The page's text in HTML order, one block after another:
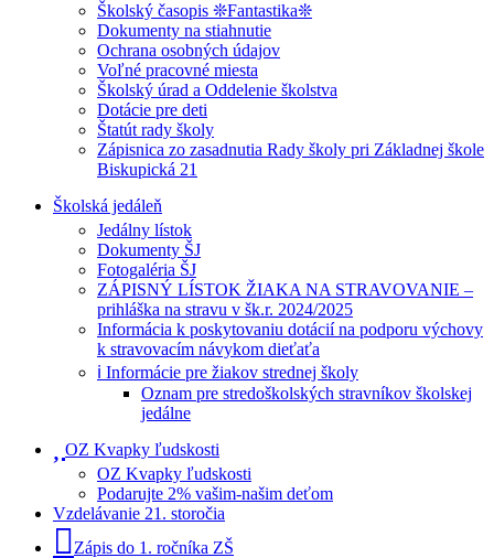
Školský časopis ❊Fantastika❊
Dokumenty na stiahnutie
Ochrana osobných údajov
Voľné pracovné miesta
Školský úrad a Oddelenie školstva
Dotácie pre deti
Štatút rady školy
Zápisnica zo zasadnutia Rady školy pri Základnej škole
Biskupická 21
Školská jedáleň
Jedálny lístok
Dokumenty ŠJ
Fotogaléria ŠJ
ZÁPISNÝ LÍSTOK ŽIAKA NA STRAVOVANIE –
prihláška na stravu v šk.r. 2024/2025
Informácia k poskytovaniu dotácií na podporu výchovy
k stravovacím návykom dieťaťa
ℹ️ Informácie pre žiakov strednej školy
Oznam pre stredoškolských stravníkov školskej
jedálne
OZ Kvapky ľudskosti
OZ Kvapky ľudskosti
Podarujte 2% vašim-našim deťom
Vzdelávanie 21. storočia
Zápis do 1. ročníka ZŠ